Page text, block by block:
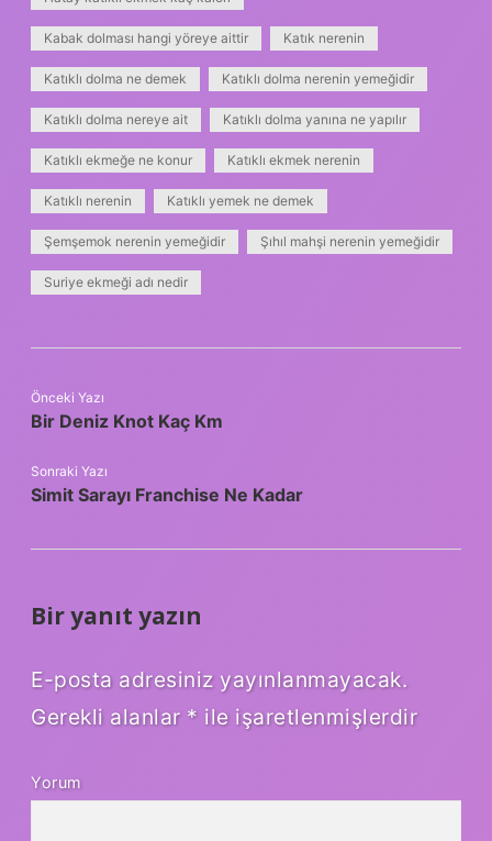
Kabak dolması hangi yöreye aittir Katık nerenin
Katıklı dolma ne demek Katıklı dolma nerenin yemeğidir
Katıklı dolma nereye ait Katıklı dolma yanına ne yapılır
Katıklı ekmeğe ne konur Katıklı ekmek nerenin
Katıklı nerenin Katıklı yemek ne demek
Şemşemok nerenin yemeğidir Şıhıl mahşi nerenin yemeğidir
Suriye ekmeği adı nedir
Önceki Yazı
Bir Deniz Knot Kaç Km
Sonraki Yazı
Simit Sarayı Franchise Ne Kadar
Bir yanıt yazın
E-posta adresiniz yayınlanmayacak.
Gerekli alanlar * ile işaretlenmişlerdir
Yorum